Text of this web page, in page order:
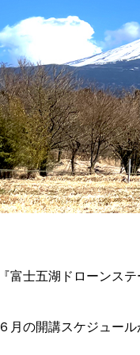
『富士五湖ドローンス
６月の開講スケジュール